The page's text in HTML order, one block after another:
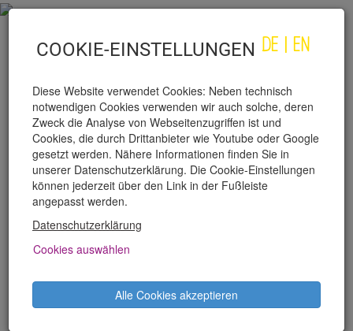
DE EN
BERNHARD STUDLAR
Bernhard Studlar, geboren 1972, lebt
als freischaffender Autor in Wien. Er
Theaterwissenschaft, Philosophie,
Germanistik und Publizistik und war
COOKIE-EINSTELLUNGEN
Diese Website verwendet Cookies: Neben technisch
notwendigen Cookies verwenden wir auch solche, deren
Zweck die Analyse von Webseitenzugriffen ist und
Cookies, die durch Drittanbieter wie Youtube oder Google
gesetzt werden. Nähere Informationen finden Sie in
unserer Datenschutzerklärung. Die Cookie-Einstellungen
können jederzeit über den Link in der Fußleiste
angepasst werden.
Datenschutzerklärung
Cookies auswählen
Alle Cookies akzeptieren